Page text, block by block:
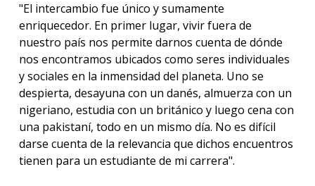
"El intercambio fue único y sumamente
enriquecedor. En primer lugar, vivir fuera de
nuestro país nos permite darnos cuenta de dónde
nos encontramos ubicados como seres individuales
y sociales en la inmensidad del planeta. Uno se
despierta, desayuna con un danés, almuerza con un
nigeriano, estudia con un británico y luego cena con
una pakistaní, todo en un mismo día. No es difícil
darse cuenta de la relevancia que dichos encuentros
tienen para un estudiante de mi carrera".